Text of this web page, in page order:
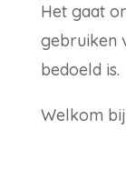
Het gaat
gebruiken
bedoeld is.
Welkom bij